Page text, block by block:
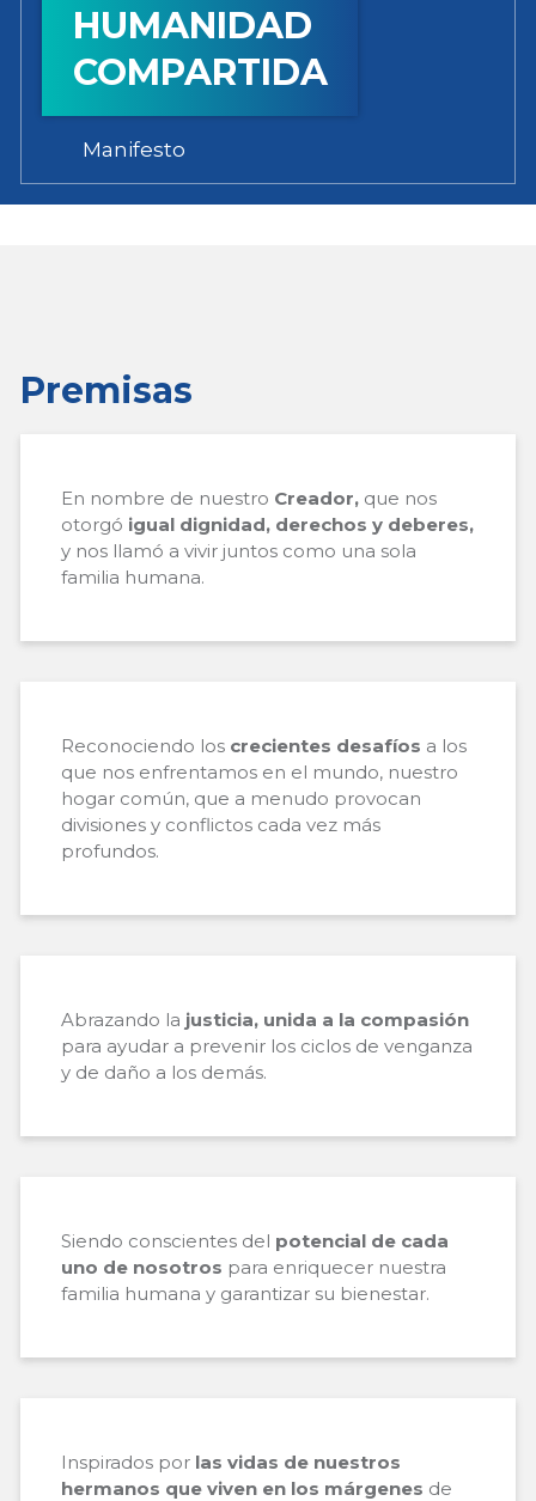
HUMANIDAD
COMPARTIDA
Manifesto
Premisas
En nombre de nuestro Creador, que nos
otorgó igual dignidad, derechos y deberes,
y nos llamó a vivir juntos como una sola
familia humana.
Reconociendo los crecientes desafíos a los
que nos enfrentamos en el mundo, nuestro
hogar común, que a menudo provocan
divisiones y conflictos cada vez más
profundos.
Abrazando la justicia, unida a la compasión
para ayudar a prevenir los ciclos de venganza
y de daño a los demás.
Siendo conscientes del potencial de cada
uno de nosotros para enriquecer nuestra
familia humana y garantizar su bienestar.
Inspirados por las vidas de nuestros
hermanos que viven en los márgenes de